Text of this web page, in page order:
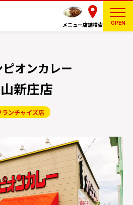
メニュー店舗検索 OPEN
オンカレー
新庄店
ランチャイズ店